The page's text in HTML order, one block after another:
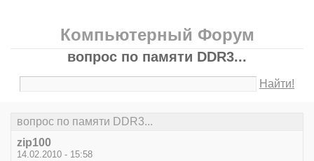
Компьютерный Форум
вопрос по памяти DDR3...
Найти!
вопрос по памяти DDR3...
zip100
14.02.2010 - 15:58